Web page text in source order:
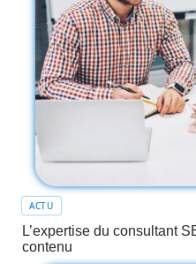
ACTU
L’expertise du consultant
contenu